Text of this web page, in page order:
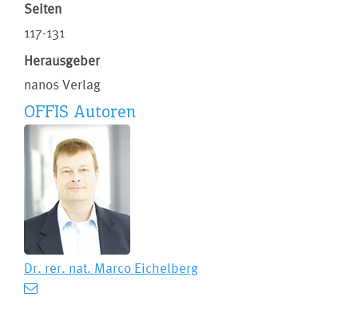
Seiten
117-131
Herausgeber
nanos Verlag
OFFIS Autoren
Dr. rer. nat. Marco Eichelberg